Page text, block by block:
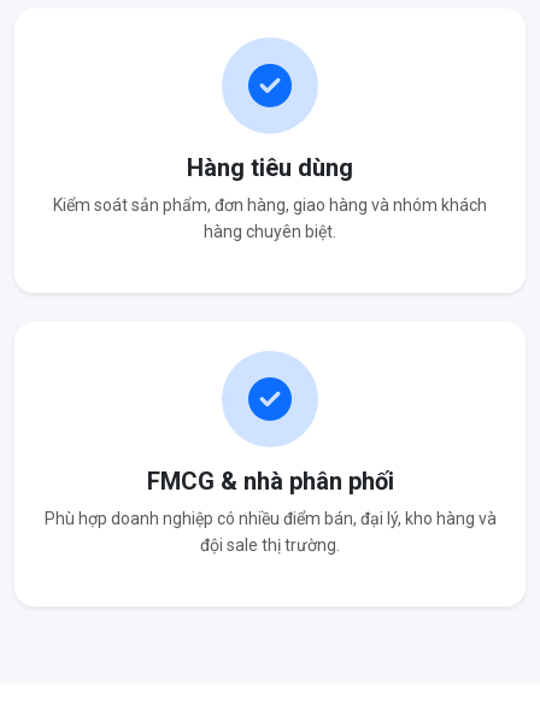
Hàng tiêu dùng
Kiểm soát sản phẩm, đơn hàng, giao hàng và nhóm khách
hàng chuyên biệt.
FMCG & nhà phân phối
Phù hợp doanh nghiệp có nhiều điểm bán, đại lý, kho hàng và
đội sale thị trường.